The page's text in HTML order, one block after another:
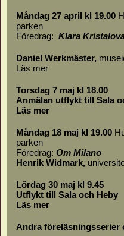
Måndag 27 april kl 19.00
parken
Föredrag: Klara
Daniel Werkmäster,
Läs mer
Torsdag 7 maj kl 18.00
Anmälan utflykt till Sala
Läs mer
Måndag 18 maj kl 19.00
parken
Föredrag: Om Milano
Henrik Widmark,
Lördag 30 maj kl 9.45
Utflykt till Sala och Heby
Läs mer
Andra föreläsningsserier